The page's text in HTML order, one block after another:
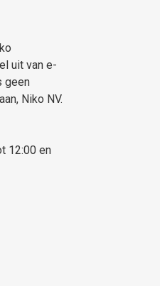
uit van e-
geen
Niko NV.
12:00 en